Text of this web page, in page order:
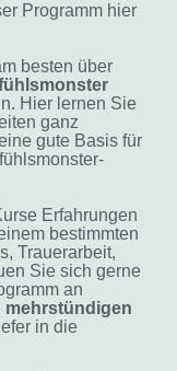
Programm hier
besten über
Hier lernen Sie
ganz
gute Basis für
Erfahrungen
bestimmten
Trauerarbeit,
Sie sich gerne
an
mehrstündigen
in die